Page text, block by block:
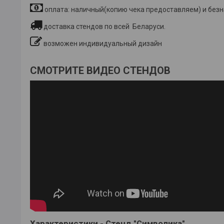
оплата: наличный(копию чека предоставляем) и
доставка стендов по всей Беларуси.
возможен индивидуальный дизайн
СМОТРИТЕ ВИДЕО СТЕНДОВ